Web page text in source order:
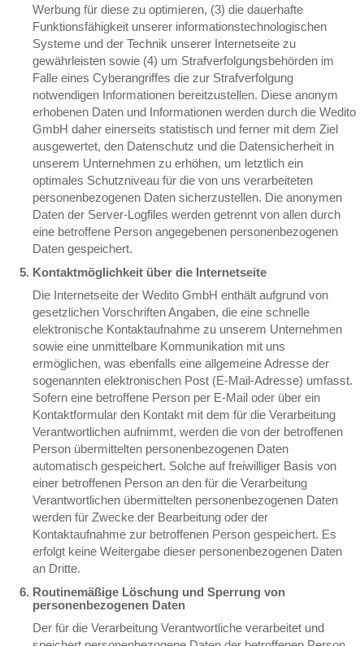
Werbung für diese zu optimieren, (3) die dauerhafte
Funktionsfähigkeit unserer informationstechnologischen
Systeme und der Technik unserer Internetseite zu
gewährleisten sowie (4) um Strafverfolgungsbehörden im
Falle eines Cyberangriffes die zur Strafverfolgung
notwendigen Informationen bereitzustellen. Diese anonym
erhobenen Daten und Informationen werden durch die Wedito
GmbH daher einerseits statistisch und ferner mit dem Ziel
ausgewertet, den Datenschutz und die Datensicherheit in
unserem Unternehmen zu erhöhen, um letztlich ein
optimales Schutzniveau für die von uns verarbeiteten
personenbezogenen Daten sicherzustellen. Die anonymen
Daten der Server-Logfiles werden getrennt von allen durch
eine betroffene Person angegebenen personenbezogenen
Daten gespeichert.
Kontaktmöglichkeit über die Internetseite
Die Internetseite der Wedito GmbH enthält aufgrund von
gesetzlichen Vorschriften Angaben, die eine schnelle
elektronische Kontaktaufnahme zu unserem Unternehmen
sowie eine unmittelbare Kommunikation mit uns
ermöglichen, was ebenfalls eine allgemeine Adresse der
sogenannten elektronischen Post (E-Mail-Adresse) umfasst.
Sofern eine betroffene Person per E-Mail oder über ein
Kontaktformular den Kontakt mit dem für die Verarbeitung
Verantwortlichen aufnimmt, werden die von der betroffenen
Person übermittelten personenbezogenen Daten
automatisch gespeichert. Solche auf freiwilliger Basis von
einer betroffenen Person an den für die Verarbeitung
Verantwortlichen übermittelten personenbezogenen Daten
werden für Zwecke der Bearbeitung oder der
Kontaktaufnahme zur betroffenen Person gespeichert. Es
erfolgt keine Weitergabe dieser personenbezogenen Daten
an Dritte.
Routinemäßige Löschung und Sperrung von
personenbezogenen Daten
Der für die Verarbeitung Verantwortliche verarbeitet und